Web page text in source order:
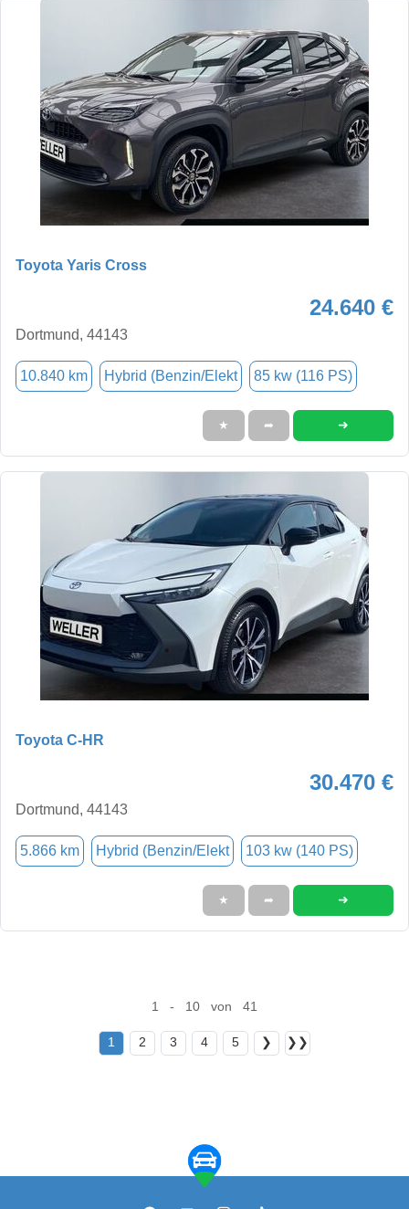
Toyota Yaris Cross
24.640 €
Dortmund, 44143
10.840 km Hybrid (Benzin/Elekt 85 kw (116 PS)
★ ➦ ➜
Toyota C-HR
30.470 €
Dortmund, 44143
5.866 km Hybrid (Benzin/Elekt 103 kw (140 PS)
★ ➦ ➜
1 - 10 von 41
1 2 3 4 5 ❯ ❯❯